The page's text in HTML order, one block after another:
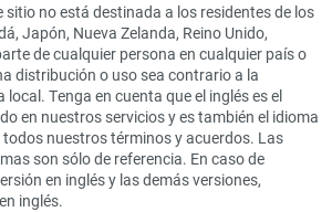
no está destinada a los residentes de los
Japón, Nueva Zelanda, Reino Unido,
de cualquier persona en cualquier país o
distribución o uso sea contrario a la
Tenga en cuenta que el inglés es el
en nuestros servicios y es también el idioma
nuestros términos y acuerdos. Las
son sólo de referencia. En caso de
en inglés y las demás versiones,
inglés.